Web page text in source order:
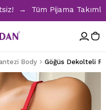
Tüm Pijama
Body Göğüs Dekolteli